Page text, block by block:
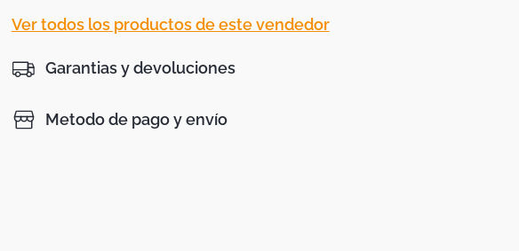
Ver todos los productos de este vendedor
Garantias y devoluciones
Metodo de pago y envío